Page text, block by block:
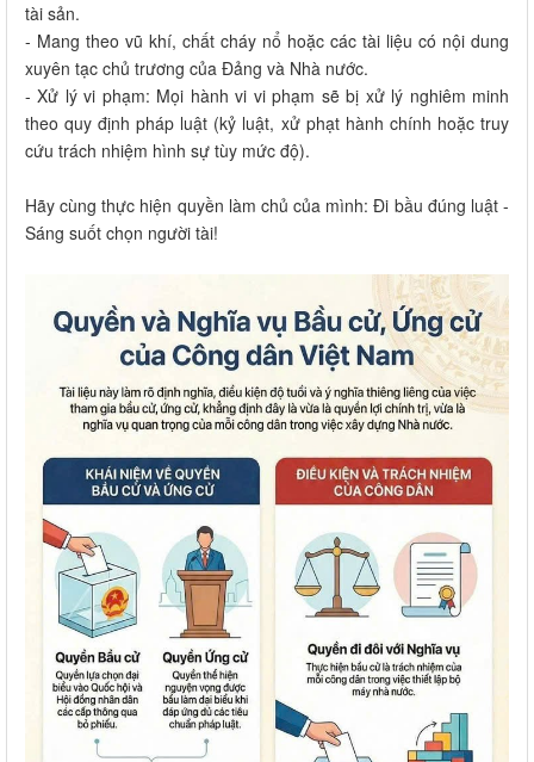
tài sản.
- Mang theo vũ khí, chất cháy nổ hoặc các tài liệu có nội dung
xuyên tạc chủ trương của Đảng và Nhà nước.
- Xử lý vi phạm: Mọi hành vi vi phạm sẽ bị xử lý nghiêm minh
theo quy định pháp luật (kỷ luật, xử phạt hành chính hoặc truy
cứu trách nhiệm hình sự tùy mức độ).
Hãy cùng thực hiện quyền làm chủ của mình: Đi bầu đúng luật -
Sáng suốt chọn người tài!